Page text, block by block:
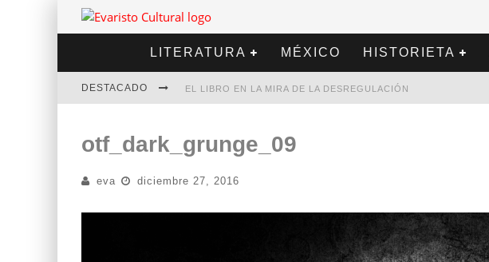
LITERATURA MÉXICO HISTORIETA
DESTACADO EL LIBRO EN LA MIRA DE LA DESREGULACIÓN
DIEGO MERET | HOTEL ACAPULCO
ALEJANDRA CORREA | LA NIEVE
otf_dark_grunge_09
eva diciembre 27, 2016